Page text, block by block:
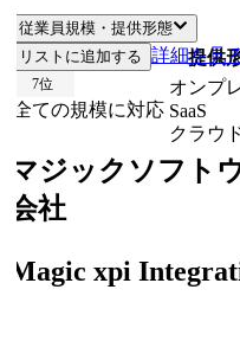
従業員規模・提供形態
従業員規模 提供形
ての規模に対応
オンプレ
SaaS
クラウド
リストに追加する 詳細を見る
位
ジックソフトウ
社
xpi